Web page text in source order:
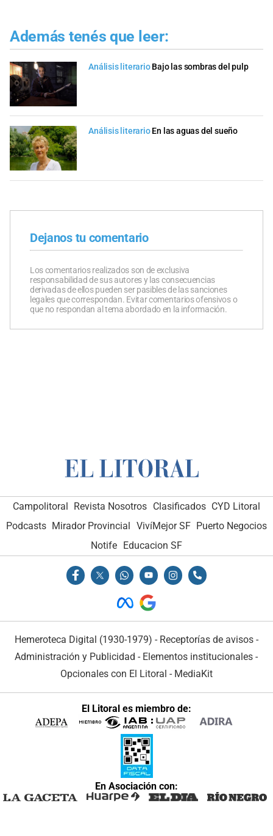
Además tenés que leer:
Análisis literario Bajo las sombras del pulp
Análisis literario En las aguas del sueño
Dejanos tu comentario
Los comentarios realizados son de exclusiva
responsabilidad de sus autores y las consecuencias
derivadas de ellos pueden ser pasibles de las sanciones
legales que correspondan. Evitar comentarios ofensivos o
que no respondan al tema abordado en la información.
Campolitoral Revista Nosotros Clasificados CYD Litoral
Podcasts Mirador Provincial VivíMejor SF Puerto Negocios
Notife
Educacion SF
Hemeroteca Digital (1930-1979) - Receptorías de avisos -
Administración y Publicidad - Elementos institucionales -
Opcionales con El Litoral - MediaKit
El Litoral es miembro de:
En Asociación con: